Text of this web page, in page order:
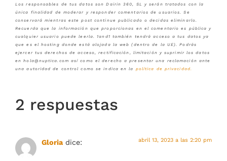
Los responsables de tus datos son Dairin 360, SL y serán tratados con la
única finalidad de moderar y responder comentarios de usuarios. Se
conservará mientras este post continue publicado o decidas eliminarlo.
Recuerda que la información que proporcionas en el comentario es pública y
cualquier usuario puede leerla. 1and1 también tendrá acceso a tus datos ya
que es el hosting donde está alojada la web (dentro de la UE). Podrás
ejercer tus derechos de acceso, rectificación, limitación y suprimir los datos
en hola@nuptica.com así como el derecho a presentar una reclamación ante
una autoridad de control como se indica en la política de privacidad.
2 respuestas
Gloria dice: abril 13, 2023 a las 2:20 pm